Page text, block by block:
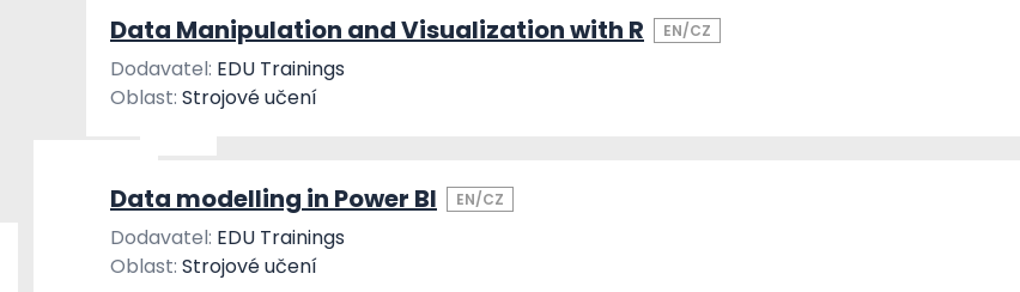
Data Manipulation and Visualization with R EN/CZ
Dodavatel: EDU Trainings
Oblast: Strojové učení
Data modelling in Power BI EN/CZ
Dodavatel: EDU Trainings
Oblast: Strojové učení